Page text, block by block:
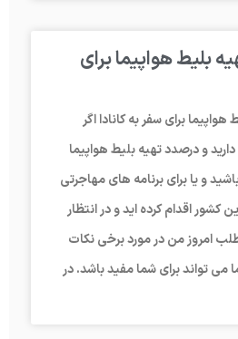
بلیط هواپیما برای
برای سفر به کانادا اگر
دارید و درصدد تهیه بلیط هواپیما
و یا برای برنامه های مهاجرتی
کشور اقدام کرده اید و در انتظار
امروز من در مورد برخی نکات
می تواند برای شما مفید باشد. در